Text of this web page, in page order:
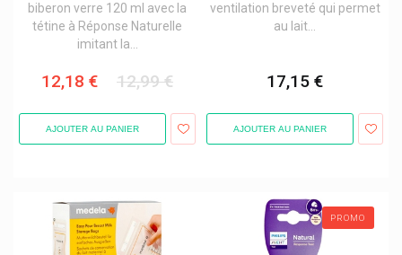
Soins et hygiène enfants
Toilette du bébé
biberon verre 120 ml avec la
tétine à Réponse Naturelle
imitant la...
12,18 € 12,99 €
AJOUTER AU PANIER
ventilation breveté qui permet
au lait...
17,15 €
AJOUTER AU PANIER
PROMO